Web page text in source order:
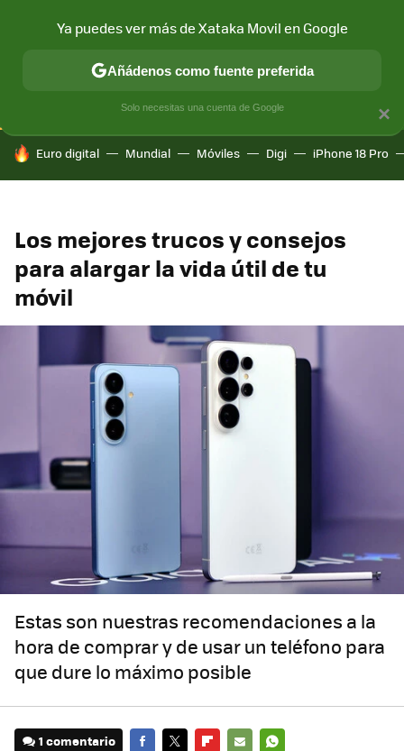
CONECTIVIDAD MÓVIL Y SOCIEDAD APLICACIONES
HOY SE HABLA DE
Euro digital Mundial Móviles Digi iPhone 18 Pro
Los mejores trucos y consejos
para alargar la vida útil de tu
móvil
Estas son nuestras recomendaciones a la
hora de comprar y de usar un teléfono para
que dure lo máximo posible
1 comentario
×
Ya puedes ver más de Xataka Movil en Google
Añádenos como fuente preferida
Solo necesitas una cuenta de Google